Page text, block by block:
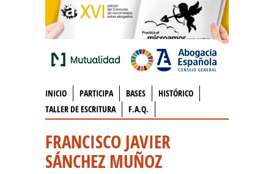
INICIO PARTICIPA BASES
HISTÓRICO
TALLER DE ESCRITURA
F.A.Q.
FRANCISCO JAVIER
SÁNCHEZ MUÑOZ